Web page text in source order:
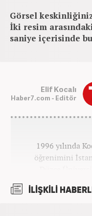
Görsel
İki resim
saniye içerisinde
Elif Kocalı
Haber7.com - Editör
1996 yılında
öğrenimini
Düzce
bağlı
İLİŞKİLİ